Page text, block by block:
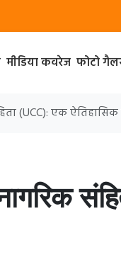
मीडिया कवरेज फोटो
(UCC): एक